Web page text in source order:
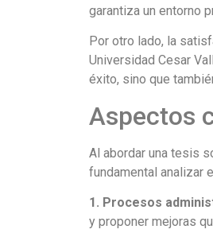
garantiza un entorno
Por otro lado, la
Universidad Cesar
éxito, sino que
Aspectos
Al abordar una tesis
fundamental analizar
1. Procesos
y proponer mejoras